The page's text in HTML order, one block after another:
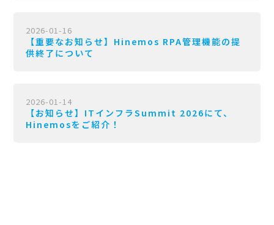
2026-01-16
【重要なお知らせ】Hinemos RPA管理機能の提
供終了について
2026-01-14
【お知らせ】ITインフラSummit 2026にて、
Hinemosをご紹介！